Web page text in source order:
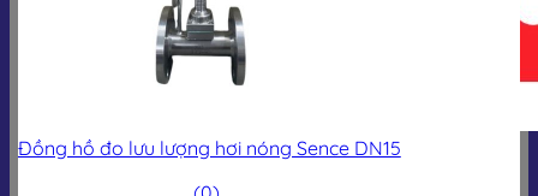
Giỏ hàng
Đồng hồ đo lưu lượng hơi nóng Sence DN15